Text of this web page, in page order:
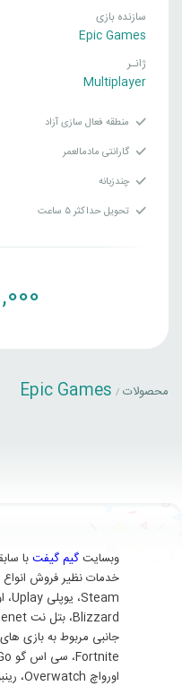
سازنده بازی
Epic Games
ژانـر
Multiplayer
منطقه فعال سازی آزاد
گارانتی مادمالعمر
چندزبانه
تحویل حداکثر ۵ ساعت
محصولات /
Epic Games
وبسایت گیم گیفتبا
خدمات نظیر فروش
جانبی مربوط به بازی